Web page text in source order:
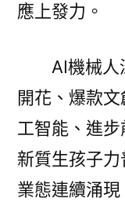
應上發力。
AI機械人
開花、爆款
工智能、進
新質生孩子
業態連續涌現